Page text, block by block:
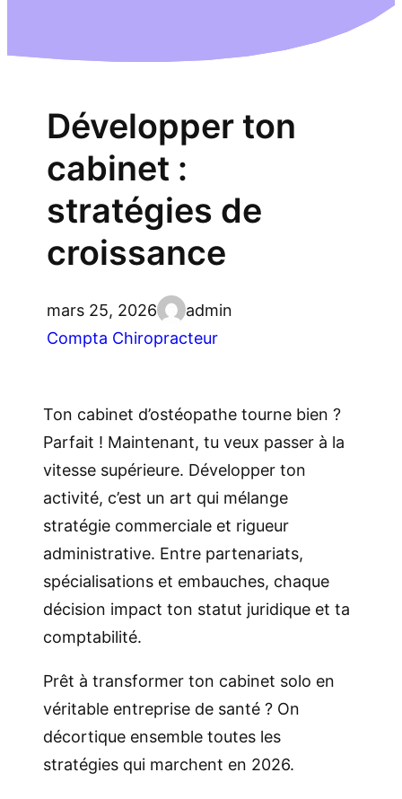
Développer ton
cabinet :
stratégies de
croissance
mars 25, 2026
admin
Compta Chiropracteur
Ton cabinet d’ostéopathe tourne bien ?
Parfait ! Maintenant, tu veux passer à la
vitesse supérieure. Développer ton
activité, c’est un art qui mélange
stratégie commerciale et rigueur
administrative. Entre partenariats,
spécialisations et embauches, chaque
décision impact ton statut juridique et ta
comptabilité.
Prêt à transformer ton cabinet solo en
véritable entreprise de santé ? On
décortique ensemble toutes les
stratégies qui marchent en 2026.